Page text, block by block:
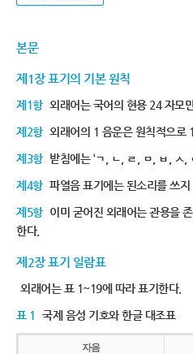
본문
제1장 표기의 기본 원칙
제1항 외래어는 국어의 현용 24 자모
제2항 외래어의 1 음운은 원칙적으로
제3항 받침에는 ‘ㄱ, ㄴ, ㄹ, ㅁ, ㅂ, ㅅ,
제4항 파열음 표기에는 된소리를 쓰
제5항 이미 굳어진 외래어는 관용을
한다.
제2장 표기 일람표
외래어는 표 1~19에 따라 표기한다.
표 1 국제 음성 기호와 한글 대조표
자음